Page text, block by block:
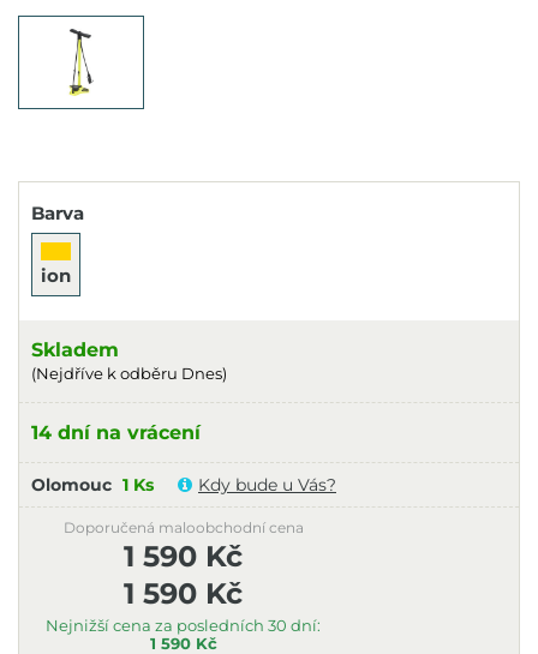
Barva
ion
Skladem
(Nejdříve k odběru Dnes)
14 dní na vrácení
Olomouc 1 Ks Kdy bude u Vás?
1 590 Kč
Nejnižší cena za posledních 30 dní:
1 590 Kč
Doporučená maloobchodní cena
1 590 Kč